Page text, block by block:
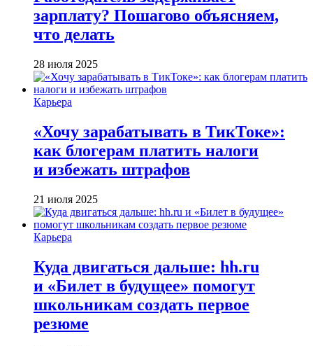
зарплату? Пошагово объясняем,
что делать
28 июля 2025
Карьера
«Хочу зарабатывать в ТикТоке»:
как блогерам платить налоги
и избежать штрафов
21 июля 2025
Карьера
Куда двигаться дальше: hh.ru
и «Билет в будущее» помогут
школьникам создать первое
резюме